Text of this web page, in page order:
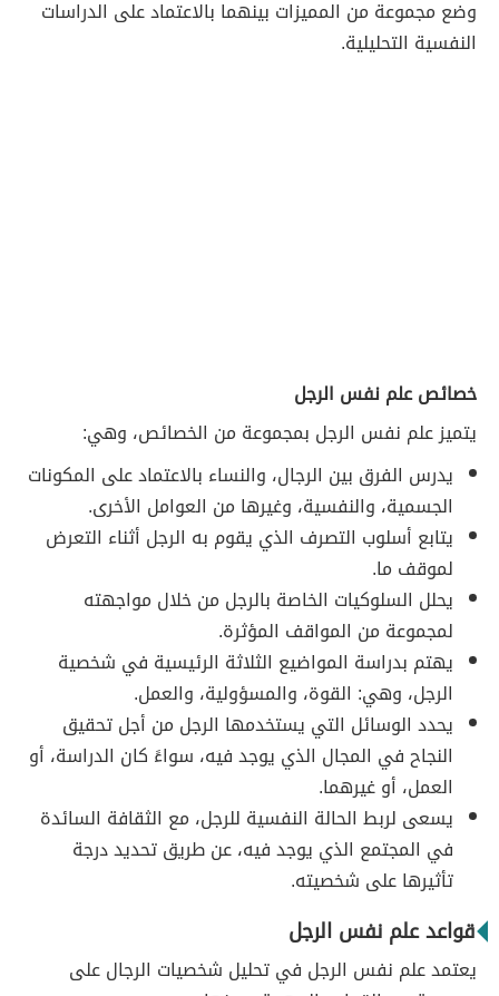
وضع مجموعة من المميزات بينهما بالاعتماد على الدراسات
النفسية التحليلية.
خصائص علم نفس الرجل
يتميز علم نفس الرجل بمجموعة من الخصائص، وهي:
يدرس الفرق بين الرجال، والنساء بالاعتماد على المكونات
الجسمية، والنفسية، وغيرها من العوامل الأخرى.
يتابع أسلوب التصرف الذي يقوم به الرجل أثناء التعرض
لموقف ما.
يحلل السلوكيات الخاصة بالرجل من خلال مواجهته
لمجموعة من المواقف المؤثرة.
يهتم بدراسة المواضيع الثلاثة الرئيسية في شخصية
الرجل، وهي: القوة، والمسؤولية، والعمل.
يحدد الوسائل التي يستخدمها الرجل من أجل تحقيق
النجاح في المجال الذي يوجد فيه، سواءً كان الدراسة، أو
العمل، أو غيرهما.
يسعى لربط الحالة النفسية للرجل، مع الثقافة السائدة
في المجتمع الذي يوجد فيه، عن طريق تحديد درجة
تأثيرها على شخصيته.
قواعد علم نفس الرجل
يعتمد علم نفس الرجل في تحليل شخصيات الرجال على